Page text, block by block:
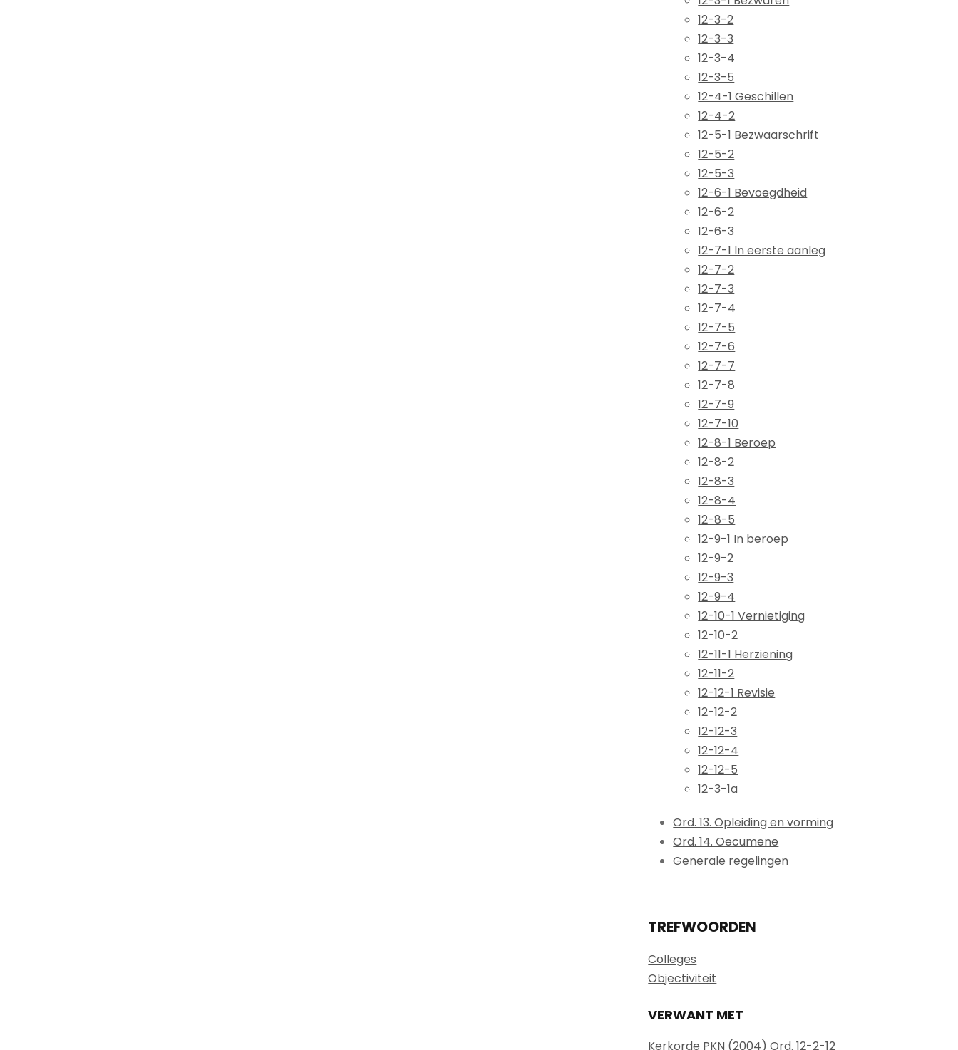
12-3-2
12-3-3
12-3-4
12-3-5
12-4-1 Geschillen
12-4-2
12-5-1 Bezwaarschrift
12-5-2
12-5-3
12-6-1 Bevoegdheid
12-6-2
12-6-3
12-7-1 In eerste aanleg
12-7-2
12-7-3
12-7-4
12-7-5
12-7-6
12-7-7
12-7-8
12-7-9
12-7-10
12-8-1 Beroep
12-8-2
12-8-3
12-8-4
12-8-5
12-9-1 In beroep
12-9-2
12-9-3
12-9-4
12-10-1 Vernietiging
12-10-2
12-11-1 Herziening
12-11-2
12-12-1 Revisie
12-12-2
12-12-3
12-12-4
12-12-5
12-3-1a
Ord. 13. Opleiding en vorming
Ord. 14. Oecumene
Generale regelingen
TREFWOORDEN
Colleges
Objectiviteit
VERWANT MET
Kerkorde PKN (2004) Ord. 12-2-12